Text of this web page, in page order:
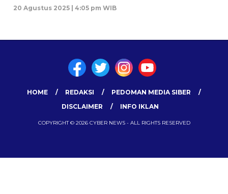
20 Agustus 2025 | 4:05 pm WIB
HOME REDAKSI
PEDOMAN MEDIA SIBER
DISCLAIMER
INFO IKLAN
COPYRIGHT © 2026 CYBER NEWS - ALL RIGHTS RESERVED